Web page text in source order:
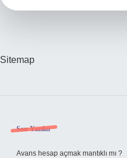
Sitemap
Sidebar
Son Yazılar
Avans hesap açmak mantıklı mı ?